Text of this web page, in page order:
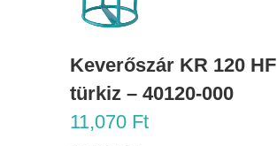
Keverőszár KR 120 HF
türkiz – 40120-000
11,070 Ft